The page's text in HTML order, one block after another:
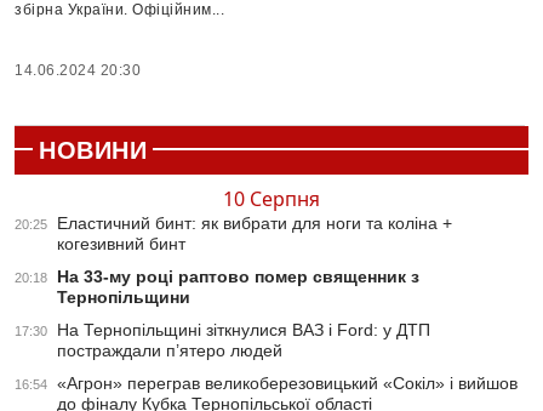
збірна України. Офіційним...
14.06.2024 20:30
НОВИНИ
10 Серпня
20:25
Еластичний бинт: як вибрати для ноги та коліна +
когезивний бинт
20:18
На 33-му році раптово помер священник з
Тернопільщини
17:30
На Тернопільщині зіткнулися ВАЗ і Ford: у ДТП
постраждали п’ятеро людей
16:54
«Агрон» переграв великоберезовицький «Сокіл» і вийшов
до фіналу Кубка Тернопільської області